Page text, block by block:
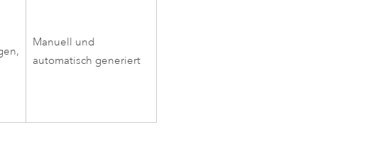
Manuell und
automatisch generiert